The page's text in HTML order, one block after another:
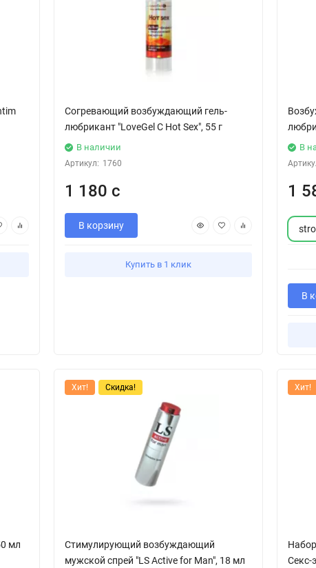
Согревающий возбуждающий гель-
любрикант "LoveGel C Hot Sex", 55 г
В наличии
Артикул: 1760
1 180 с
В корзину
Купить в 1 клик
В
1
В
мл
Хит! Скидка!
Стимулирующий возбуждающий
мужской спрей "LS Active for Man", 18 мл
Хит!
Секс-